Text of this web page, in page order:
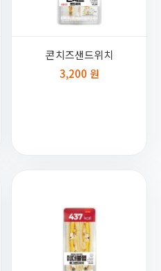
콘치즈샌드위치
3,200 원